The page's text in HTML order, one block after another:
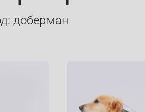
доберман